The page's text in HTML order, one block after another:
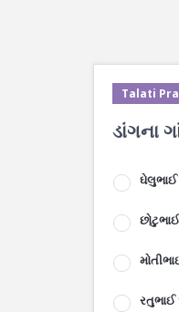
Talati
ડાંગના
રતુભાઈ